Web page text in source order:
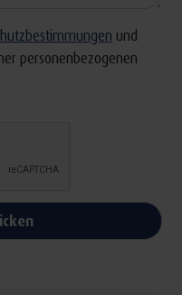
und
personenbezogenen